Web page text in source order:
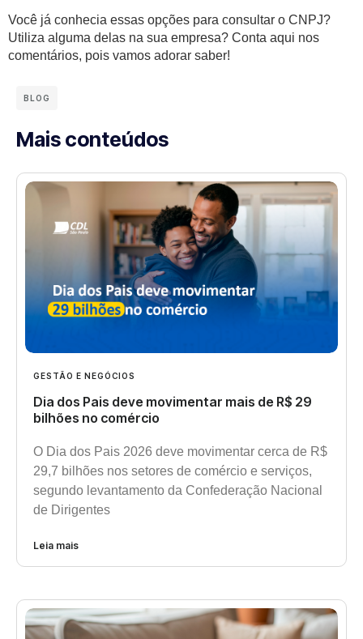
Você já conhecia essas opções para consultar o CNPJ?
Utiliza alguma delas na sua empresa? Conta aqui nos
comentários, pois vamos adorar saber!
BLOG
Mais conteúdos
GESTÃO E NEGÓCIOS
Dia dos Pais deve movimentar mais de R$ 29
bilhões no comércio
O Dia dos Pais 2026 deve movimentar cerca de R$
29,7 bilhões nos setores de comércio e serviços,
segundo levantamento da Confederação Nacional
de Dirigentes
Leia mais